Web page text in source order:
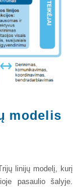
modelis
linijų modelį, kurį
pasaulio šalyje.